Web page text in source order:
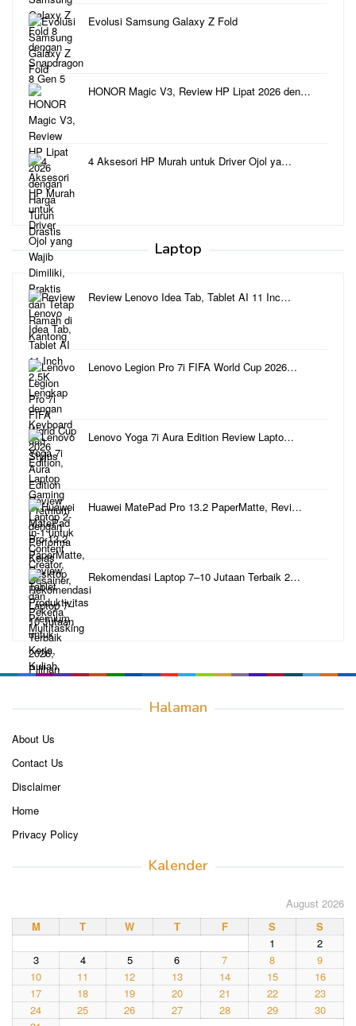
Evolusi Samsung Galaxy Z Fold
HONOR Magic V3, Review HP Lipat 2026 den…
4 Aksesori HP Murah untuk Driver Ojol ya…
Laptop
Review Lenovo Idea Tab, Tablet AI 11 Inc…
Lenovo Legion Pro 7i FIFA World Cup 2026…
Lenovo Yoga 7i Aura Edition Review Lapto…
Huawei MatePad Pro 13.2 PaperMatte, Revi…
Rekomendasi Laptop 7–10 Jutaan Terbaik 2…
Halaman
About Us
Contact Us
Disclaimer
Home
Privacy Policy
Kalender
August 2026
M
T W T F S
S
1
2
3
4 5 6 7 8
9
10
11 12 13 14 15
16
17
18 19 20 21 22
23
24
25 26 27 28 29
30